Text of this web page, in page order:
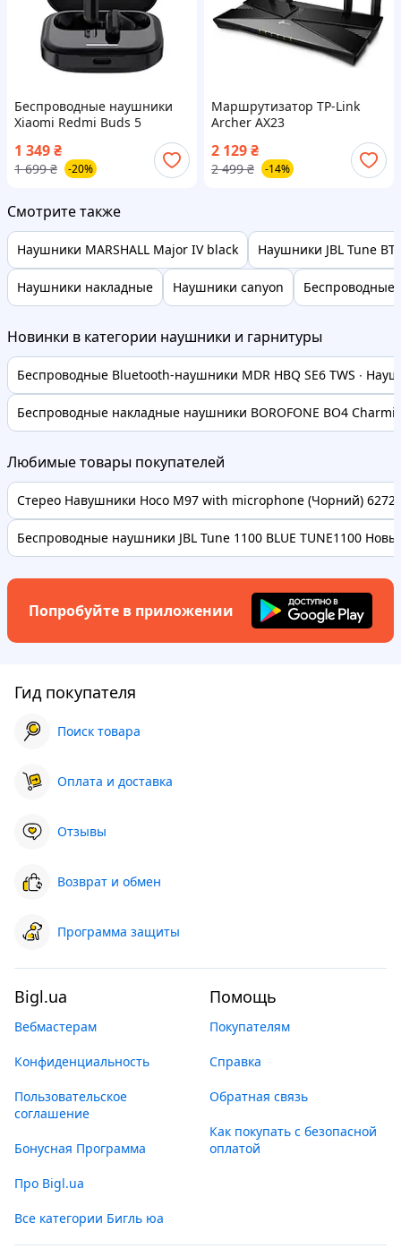
Беспроводные наушники
Xiaomi Redmi Buds 5
(BHR7627GL/BHR7629CN)
1 349₴
1 699 ₴ -20%
Маршрутизатор TP-Link
Archer AX23
2 129₴
2 499 ₴ -14%
Смотрите также
Наушники MARSHALL Major IV black Наушники JBL Tune
Наушники накладные Наушники canyon Беспроводные
Новинки в категории наушники и гарнитуры
Беспроводные Bluetooth-наушники MDR HBQ SE6 TWS ∙
Беспроводные накладные наушники BOROFONE BO4
Любимые товары покупателей
Стерео Навушники Hoco M97 with microphone (Чорний)
Беспроводные наушники JBL Tune 1100 BLUE TUNE1100
Попробуйте в приложении
Гид покупателя
Поиск товара
Оплата и доставка
Отзывы
Возврат и обмен
Программа защиты
Bigl.ua
Вебмастерам
Конфиденциальность
Пользовательское
соглашение
Бонусная Программа
Про Bigl.ua
Все категории Бигль юа
Помощь
Покупателям
Справка
Обратная связь
Как покупать с безопасной
оплатой